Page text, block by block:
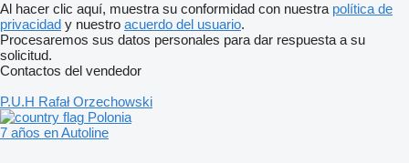
Al hacer clic aquí, muestra su conformidad con nuestra política de
privacidad y nuestro acuerdo del usuario.
Procesaremos sus datos personales para dar respuesta a su
solicitud.
Contactos del vendedor
P.U.H Rafał Orzechowski
Polonia
7 años en Autoline